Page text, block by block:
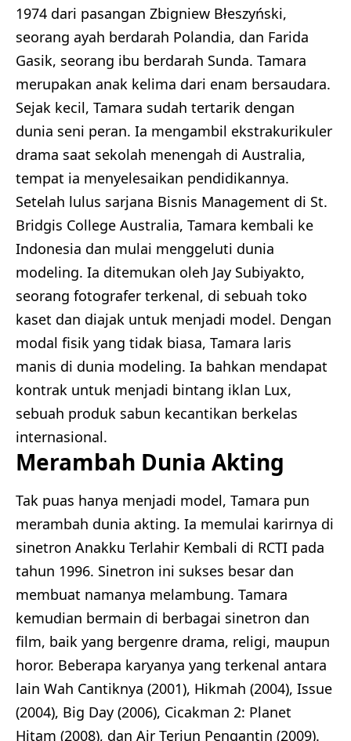
1974 dari pasangan Zbigniew Błeszyński,
seorang ayah berdarah Polandia, dan Farida
Gasik, seorang ibu berdarah Sunda. Tamara
merupakan anak kelima dari enam bersaudara.
Sejak kecil, Tamara sudah tertarik dengan
dunia seni peran. Ia mengambil ekstrakurikuler
drama saat sekolah menengah di Australia,
tempat ia menyelesaikan pendidikannya.
Setelah lulus sarjana Bisnis Management di St.
Bridgis College Australia, Tamara kembali ke
Indonesia dan mulai menggeluti dunia
modeling. Ia ditemukan oleh Jay Subiyakto,
seorang fotografer terkenal, di sebuah toko
kaset dan diajak untuk menjadi model. Dengan
modal fisik yang tidak biasa, Tamara laris
manis di dunia modeling. Ia bahkan mendapat
kontrak untuk menjadi bintang iklan Lux,
sebuah produk sabun kecantikan berkelas
internasional.
Merambah Dunia Akting
Tak puas hanya menjadi model, Tamara pun
merambah dunia akting. Ia memulai karirnya di
sinetron Anakku Terlahir Kembali di RCTI pada
tahun 1996. Sinetron ini sukses besar dan
membuat namanya melambung. Tamara
kemudian bermain di berbagai sinetron dan
film, baik yang bergenre drama, religi, maupun
horor. Beberapa karyanya yang terkenal antara
lain Wah Cantiknya (2001), Hikmah (2004), Issue
(2004), Big Day (2006), Cicakman 2: Planet
Hitam (2008), dan Air Terjun Pengantin (2009).